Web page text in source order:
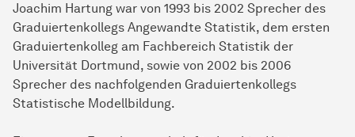
Joachim Hartung war von 1993 bis 2002 Sprecher des
Graduiertenkollegs Angewandte Statistik, dem ersten
Graduiertenkolleg am Fachbereich Statistik der
Universität Dortmund, sowie von 2002 bis 2006
Sprecher des nachfolgenden Graduiertenkollegs
Statistische Modellbildung.